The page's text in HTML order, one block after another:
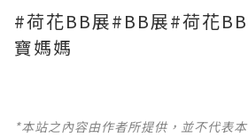
#荷花BB展#BB展#荷花
寶媽媽
*本站之內容由作者所提供，並不代表